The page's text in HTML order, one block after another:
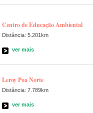
Centro de Educação Ambiental
Distância: 5.201km
ver mais
Leroy Poa Norte
Distância: 7.789km
ver mais